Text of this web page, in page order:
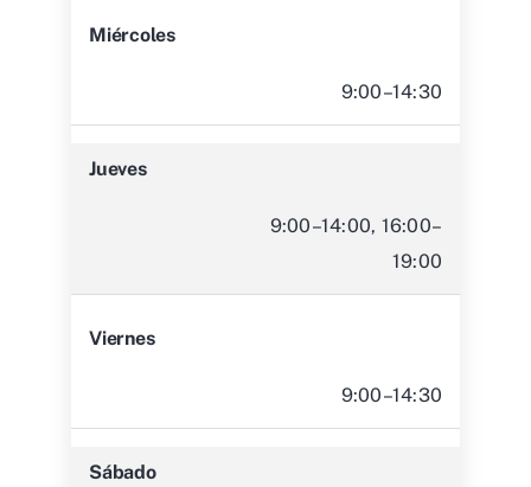
Miércoles
9:00–14:30
Jueves
9:00–14:00, 16:00–
19:00
Viernes
9:00–14:30
Sábado